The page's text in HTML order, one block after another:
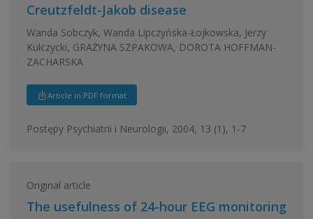
Creutzfeldt-Jakob disease
Wanda Sobczyk, Wanda Lipczyńska-Łojkowska, Jerzy
Kulczycki, GRAŻYNA SZPAKOWA, DOROTA HOFFMAN-
ZACHARSKA
Article in PDF format
Postępy Psychiatrii i Neurologii, 2004, 13 (1), 1-7
Original article
The usefulness of 24-hour EEG monitoring